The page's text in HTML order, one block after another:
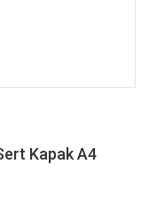
Kapak A4